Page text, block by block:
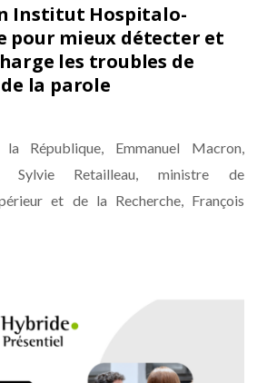
Institut Hospitalo-
pour mieux détecter et
les troubles de
la parole
République, Emmanuel Macron,
Sylvie Retailleau, ministre de
et de la Recherche, François